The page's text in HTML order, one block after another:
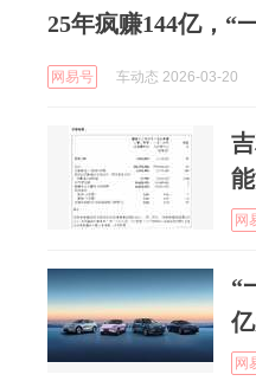
25年疯赚144亿，“
网易号 车动态 2026-03-20
网
“
网